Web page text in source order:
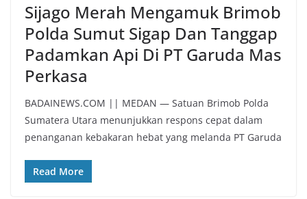
Sijago Merah Mengamuk Brimob
Polda Sumut Sigap Dan Tanggap
Padamkan Api Di PT Garuda Mas
Perkasa
BADAINEWS.COM || MEDAN — Satuan Brimob Polda
Sumatera Utara menunjukkan respons cepat dalam
penanganan kebakaran hebat yang melanda PT Garuda
Read More